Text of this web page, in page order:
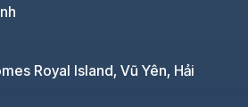
Royal Island, Vũ Yên, Hải